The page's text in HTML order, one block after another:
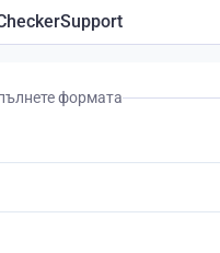
формата